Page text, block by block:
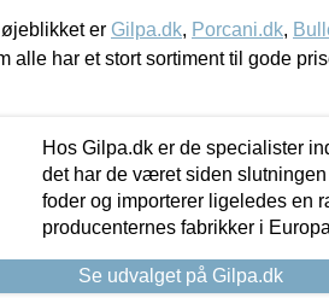
er Gilpa.dk, Porcani.dk,
alle har et stort sortiment til gode
Hos Gilpa.dk er de specialister
det har de været siden
foder og importerer ligeledes en
producenternes fabrikker i
Se udvalget på Gilpa.dk